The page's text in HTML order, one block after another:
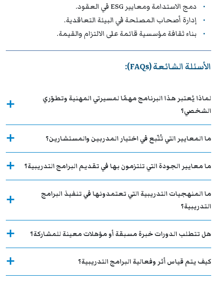
دمج الاستدامة ومعايير ESG في العقود.
إدارة أصحاب المصلحة في البيئة التعاقدية.
بناء ثقافة مؤسسية قائمة على الالتزام والقيمة.
الأسئلة الشائعة (FAQs):
لماذا يُعتبر هذا البرنامج مهمًا لمسيرتي المهنية وتطوّري
الشخصي؟
ما المعايير التي تُتّبع في اختيار المدربين والمستشارين؟
ما معايير الجودة التي تلتزمون بها في تقديم البرامج التدريبية؟
ما المنهجيات التدريبية التي تعتمدونها في تنفيذ البرامج
التدريبية؟
هل تتطلب الدورات خبرة مسبقة أو مؤهلات معينة للمشاركة؟
كيف يتم قياس أثر وفعالية البرامج التدريبية؟